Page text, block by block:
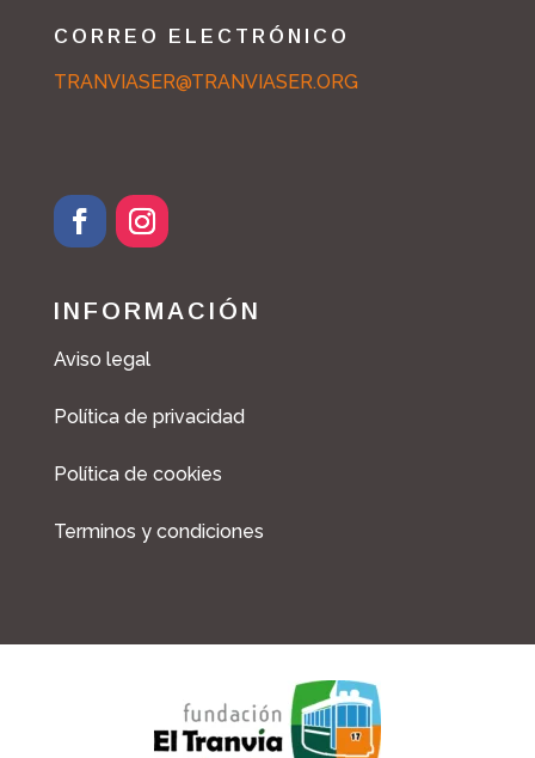
CORREO ELECTRÓNICO
TRANVIASER@TRANVIASER.ORG
INFORMACIÓN
Aviso legal
Política de privacidad
Política de cookies
Terminos y condiciones